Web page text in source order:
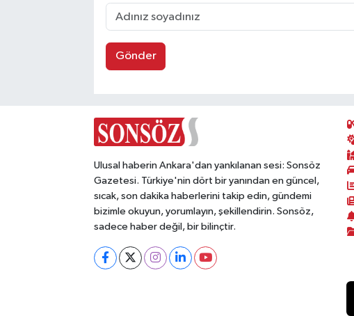
Gönder
Ulusal haberin Ankara'dan yankılanan sesi: Sonsöz
Gazetesi. Türkiye'nin dört bir yanından en güncel,
sıcak, son dakika haberlerini takip edin, gündemi
bizimle okuyun, yorumlayın, şekillendirin. Sonsöz,
sadece haber değil, bir bilinçtir.